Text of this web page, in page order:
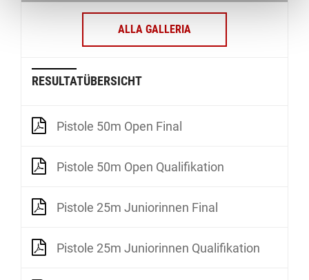
ALLA GALLERIA
RESULTATÜBERSICHT
Pistole 50m Open Final
Pistole 50m Open Qualifikation
Pistole 25m Juniorinnen Final
Pistole 25m Juniorinnen Qualifikation